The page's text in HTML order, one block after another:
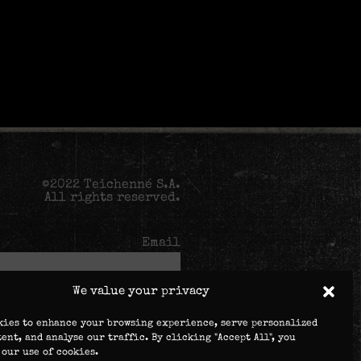
We value your privacy
to enhance your browsing experience, serve personalized
and analyse our traffic. By clicking "Accept All", you
use of cookies.
©2022 Teichenné S.A.
All rights reserved.
Email
will be used to process your
experience throughout this